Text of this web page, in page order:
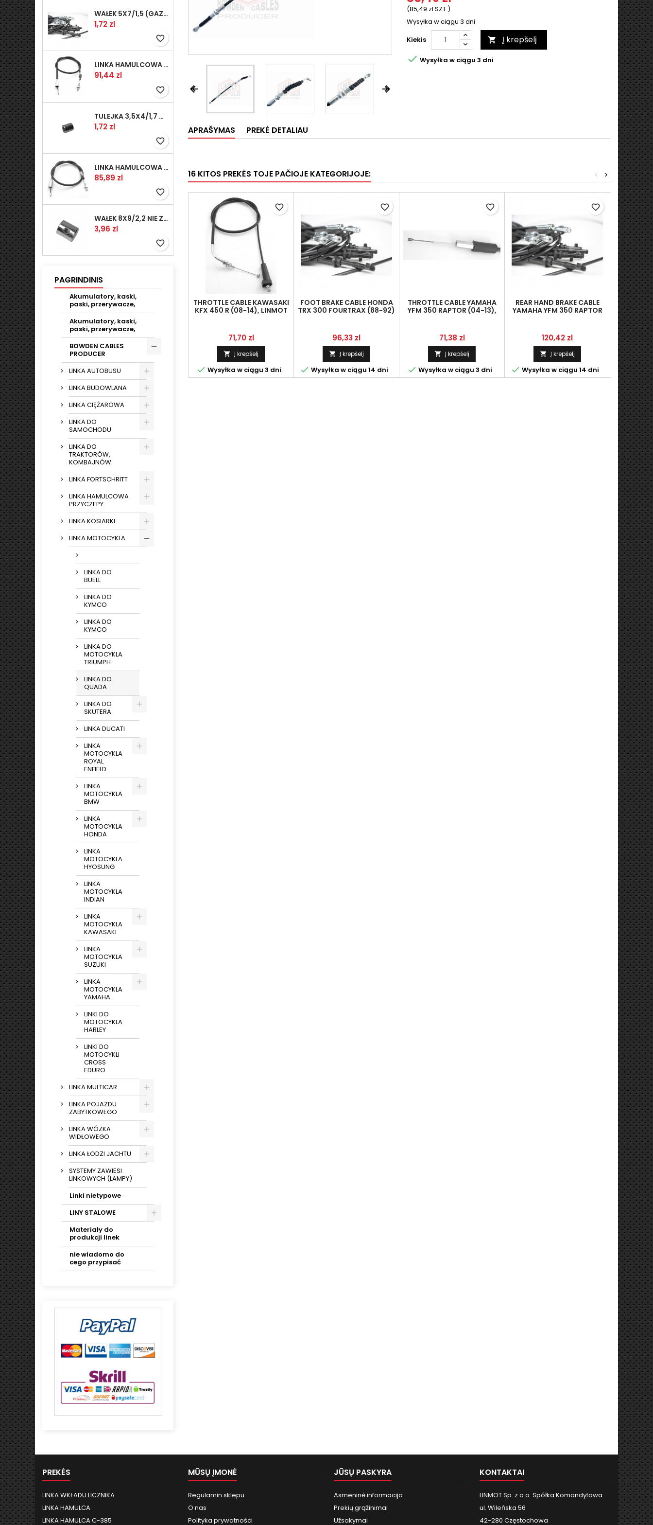
WAŁEK 5X7/1,5 (GAZ WSK)(PR5)
Kaina
1,72 zl
favorite_border
LINKA HAMULCOWA PRZYCZEPY KNOTT 1240/1030 33921-1.11S
Kaina
91,44 zl
favorite_border
TULEJKA 3,5X4/1,7 GAZÓW -OCYNK
Kaina
1,72 zl
favorite_border
LINKA HAMULCOWA PRZYCZEPY KNOTT 1040/830 33921-1.07S
Kaina
85,89 zl
favorite_border
WAŁEK 8X9/2,2 NIE ZAMAWIAĆ
Kaina
3,96 zl
favorite_border
PAGRINDINIS
Akumulatory, kaski,
paski, przerywacze,
Akumulatory, kaski,
paski, przerywacze,
BOWDEN CABLES
PRODUCER
LINKA AUTOBUSU
LINKA BUDOWLANA
LINKA CIĘŻAROWA
LINKA DO
SAMOCHODU
LINKA DO
TRAKTORÓW,
KOMBAJNÓW
LINKA FORTSCHRITT
LINKA HAMULCOWA
PRZYCZEPY
LINKA KOSIARKI
LINKA MOTOCYKLA
LINKA DO
BUELL
LINKA DO
KYMCO
LINKA DO
KYMCO
LINKA DO
MOTOCYKLA
TRIUMPH
LINKA DO
QUADA
LINKA DO
SKUTERA
LINKA DUCATI
LINKA
MOTOCYKLA
ROYAL
ENFIELD
LINKA
MOTOCYKLA
BMW
LINKA
MOTOCYKLA
HONDA
LINKA
MOTOCYKLA
HYOSUNG
LINKA
MOTOCYKLA
INDIAN
LINKA
MOTOCYKLA
KAWASAKI
LINKA
MOTOCYKLA
SUZUKI
LINKA
MOTOCYKLA
YAMAHA
LINKI DO
MOTOCYKLA
HARLEY
LINKI DO
MOTOCYKLI
CROSS
EDURO
LINKA MULTICAR
LINKA POJAZDU
ZABYTKOWEGO
LINKA WÓZKA
WIDŁOWEGO
LINKA ŁODZI JACHTU
SYSTEMY ZAWIESI
LINKOWYCH (LAMPY)
Linki nietypowe
LINY STALOWE
Materiały do
produkcji linek
nie wiadomo do
cego przypisać
 
 
(85,49 zl SZT.)
Wysyłka w ciągu 3 dni
Kiekis
 Į krepšelį
 Wysyłka w ciągu 3 dni
APRAŠYMAS PREKĖ DETALIAU
16 KITOS PREKĖS TOJE PAČIOJE KATEGORIJOJE: >
<
THROTTLE CABLE KAWASAKI
KFX 450 R (08-14), LINMOT
Kaina
71,70 zl
 Į krepšelį
 Wysyłka w ciągu 3 dni
favorite_border
FOOT BRAKE CABLE HONDA
TRX 300 FOURTRAX (88-92)
Kaina
96,33 zl
 Į krepšelį
 Wysyłka w ciągu 14 dni
favorite_border
THROTTLE CABLE YAMAHA
YFM 350 RAPTOR (04-13),
Kaina
71,38 zl
 Į krepšelį
 Wysyłka w ciągu 3 dni
favorite_border
REAR HAND BRAKE CABLE
YAMAHA YFM 350 RAPTOR
Kaina
120,42 zl
 Į krepšelį
 Wysyłka w ciągu 14 dni
favorite_border
LINKA
TON


PREKĖS
LINKA WKŁADU LICZNIKA
LINKA HAMULCA
LINKA HAMULCA C-385
MŪSŲ ĮMONĖ
Regulamin sklepu
O nas
Polityka prywatności
JŪSŲ PASKYRA
Asmeninė informacija
Prekių grąžinimai
Užsakymai
KONTAKTAI
LINMOT Sp. z o.o. Spółka Komandytowa
ul. Wileńska 56
42-280 Częstochowa